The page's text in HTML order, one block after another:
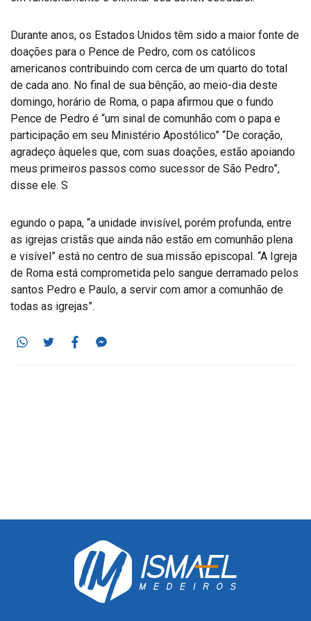
Durante anos, os Estados Unidos têm sido a maior fonte de
doações para o Pence de Pedro, com os católicos
americanos contribuindo com cerca de um quarto do total
de cada ano. No final de sua bênção, ao meio-dia deste
domingo, horário de Roma, o papa afirmou que o fundo
Pence de Pedro é “um sinal de comunhão com o papa e
participação em seu Ministério Apostólico” “De coração,
agradeço àqueles que, com suas doações, estão apoiando
meus primeiros passos como sucessor de São Pedro”,
disse ele. S
egundo o papa, “a unidade invisível, porém profunda, entre
as igrejas cristãs que ainda não estão em comunhão plena
e visível” está no centro de sua missão episcopal. “A Igreja
de Roma está comprometida pelo sangue derramado pelos
santos Pedro e Paulo, a servir com amor a comunhão de
todas as igrejas”.
Whatsapp
TwitterFacebook